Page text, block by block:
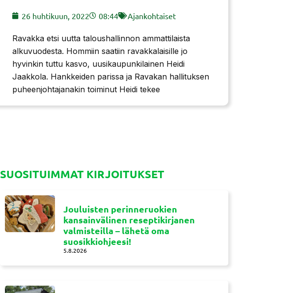
26 huhtikuun, 2022 08:44 Ajankohtaiset
Ravakka etsi uutta taloushallinnon ammattilaista
alkuvuodesta. Hommiin saatiin ravakkalaisille jo
hyvinkin tuttu kasvo, uusikaupunkilainen Heidi
Jaakkola. Hankkeiden parissa ja Ravakan hallituksen
puheenjohtajanakin toiminut Heidi tekee
SUOSITUIMMAT KIRJOITUKSET
Jouluisten perinneruokien
kansainvälinen reseptikirjanen
valmisteilla – lähetä oma
suosikkiohjeesi!
5.8.2026